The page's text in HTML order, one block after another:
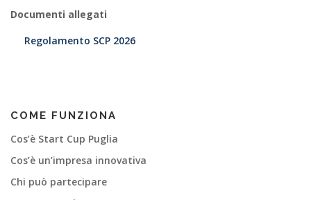
Documenti allegati
Regolamento SCP 2026
COME FUNZIONA
Cos’è Start Cup Puglia
Cos’è un’impresa innovativa
Chi può partecipare